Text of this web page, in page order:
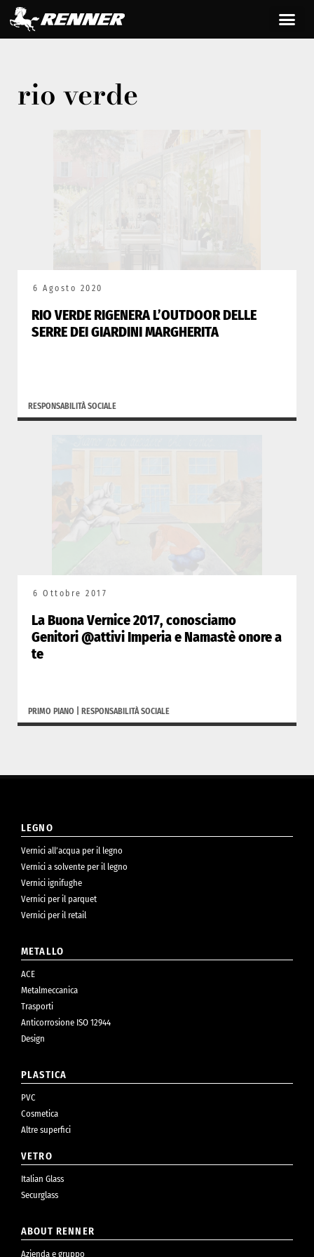
rio verde
6 Agosto 2020
RIO VERDE RIGENERA L’OUTDOOR DELLE
SERRE DEI GIARDINI MARGHERITA
RESPONSABILITÀ SOCIALE
6 Ottobre 2017
La Buona Vernice 2017, conosciamo
Genitori @attivi Imperia e Namastè onore a
te
PRIMO PIANO RESPONSABILITÀ SOCIALE
LEGNO
Vernici all’acqua per il legno
Vernici a solvente per il legno
Vernici ignifughe
Vernici per il parquet
Vernici per il retail
METALLO
ACE
Metalmeccanica
Trasporti
Anticorrosione ISO 12944
Design
PLASTICA
PVC
Cosmetica
Altre superfici
VETRO
Italian Glass
Securglass
ABOUT RENNER
Azienda e gruppo